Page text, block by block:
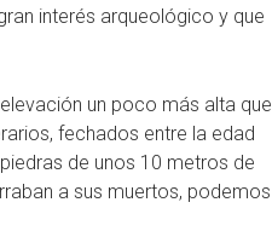
interés arqueológico y que
un poco más alta que
fechados entre la edad
de unos 10 metros de
a sus muertos, podemos